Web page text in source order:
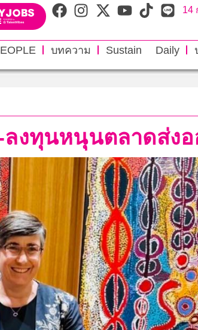
14
บทความ Sustain Daily
-ลงทุนหนุนตลาดส่ง